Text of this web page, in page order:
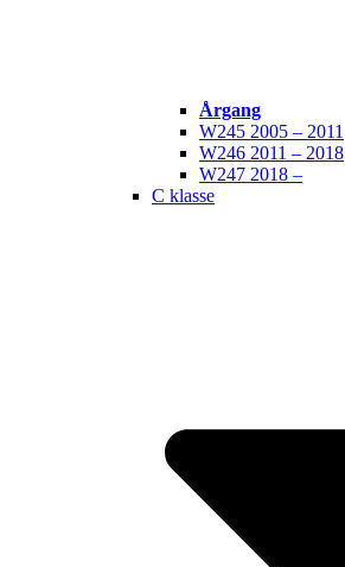
Årgang
W245 2005 – 2011
W246 2011 – 2018
W247 2018 –
C klasse